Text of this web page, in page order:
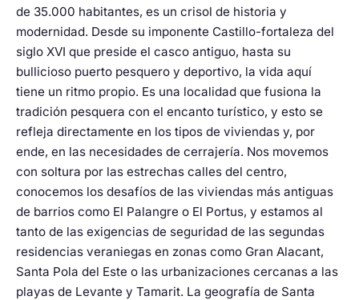
de 35.000 habitantes, es un crisol de historia y
modernidad. Desde su imponente Castillo-fortaleza del
siglo XVI que preside el casco antiguo, hasta su
bullicioso puerto pesquero y deportivo, la vida aquí
tiene un ritmo propio. Es una localidad que fusiona la
tradición pesquera con el encanto turístico, y esto se
refleja directamente en los tipos de viviendas y, por
ende, en las necesidades de cerrajería. Nos movemos
con soltura por las estrechas calles del centro,
conocemos los desafíos de las viviendas más antiguas
de barrios como El Palangre o El Portus, y estamos al
tanto de las exigencias de seguridad de las segundas
residencias veraniegas en zonas como Gran Alacant,
Santa Pola del Este o las urbanizaciones cercanas a las
playas de Levante y Tamarit. La geografía de Santa